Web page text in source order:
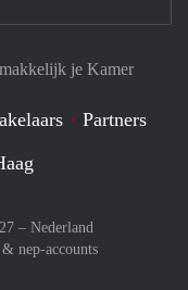
je Kamer
Partners
– Nederland
& nep-accounts